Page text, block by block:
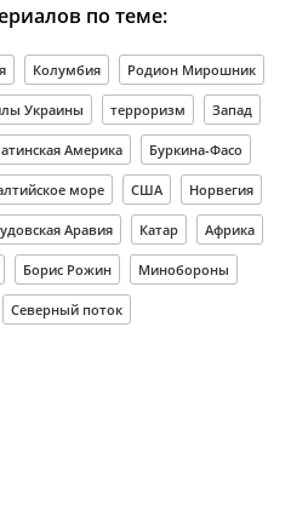
по теме:
Колумбия Родион Мирошник
Украины терроризм Запад
Америка Буркина-Фасо
море США Норвегия
Аравия Катар Африка
Борис Рожин Минобороны
Северный поток